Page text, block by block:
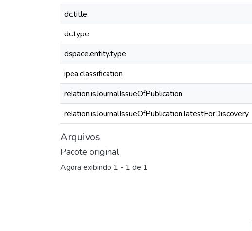
dc.title
dc.type
dspace.entity.type
ipea.classification
relation.isJournalIssueOfPublication
relation.isJournalIssueOfPublication.latestForDiscovery
Arquivos
Pacote original
Agora exibindo 1 - 1 de 1